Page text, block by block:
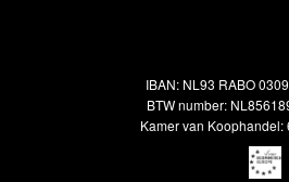
Veelgestelde vragen
IBAN: NL93 RABO
BTW number:
Kamer van Koophandel: